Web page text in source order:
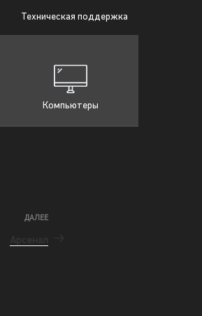
Техническая поддержка
Компьютеры
ДАЛЕЕ